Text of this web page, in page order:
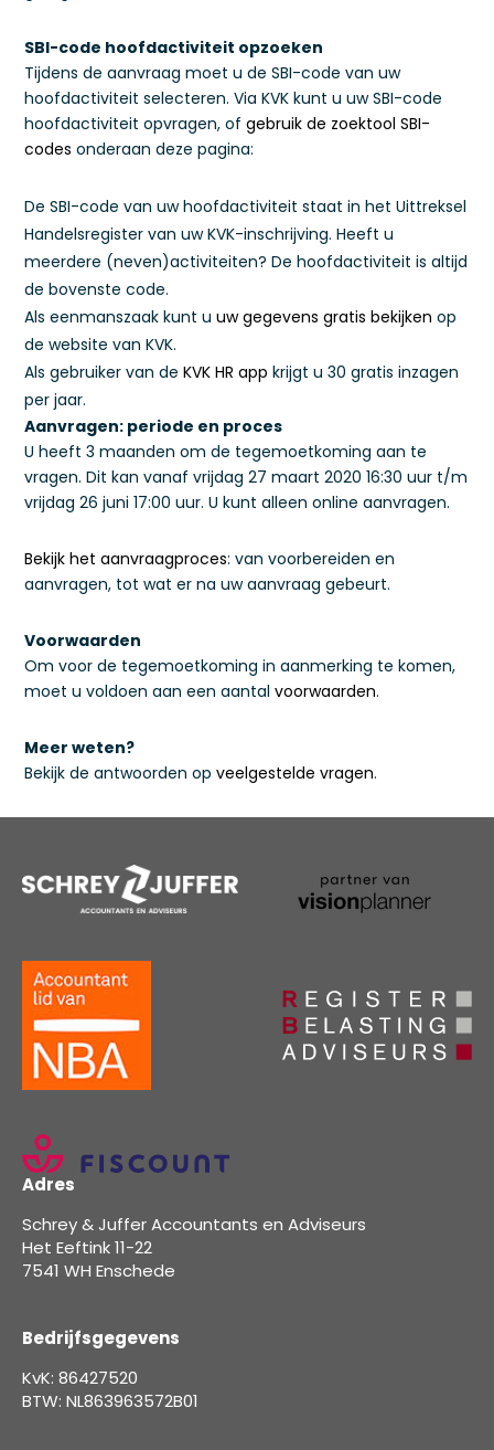
SBI-code hoofdactiviteit opzoeken
Tijdens de aanvraag moet u de SBI-code van uw
hoofdactiviteit selecteren. Via KVK kunt u uw SBI-code
hoofdactiviteit opvragen, ofgebruik de zoektool SBI-
codes onderaan deze pagina:
De SBI-code van uw hoofdactiviteit staat in het Uittreksel
Handelsregister van uw KVK-inschrijving. Heeft u
meerdere (neven)activiteiten? De hoofdactiviteit is altijd
de bovenste code.
Als eenmanszaak kunt uuw gegevens gratis bekijken op
de website van KVK.
Als gebruiker van deKVK HR app krijgt u 30 gratis inzagen
per jaar.
Aanvragen: periode en proces
U heeft 3 maanden om de tegemoetkoming aan te
vragen. Dit kan vanaf vrijdag 27 maart 2020 16:30 uur t/m
vrijdag 26 juni 17:00 uur. U kunt alleen online aanvragen.
Bekijk het aanvraagproces: van voorbereiden en
aanvragen, tot wat er na uw aanvraag gebeurt.
Voorwaarden
Om voor de tegemoetkoming in aanmerking te komen,
moet u voldoen aan een aantalvoorwaarden.
Meer weten?
Bekijk de antwoorden opveelgestelde vragen.
Adres
Schrey & Juffer Accountants en Adviseurs
Het Eeftink 11-22
7541 WH Enschede
Bedrijfsgegevens
KvK: 86427520
BTW: NL863963572B01